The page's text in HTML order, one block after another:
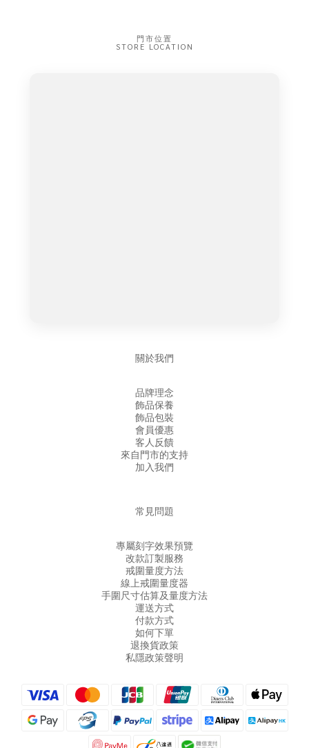
門市位置
STORE LOCATION
關於我們
品牌理念
飾品保養
飾品包裝
會員優惠
客人反饋
來自門市的支持
加入我們
常見問題
專屬刻字效果預覽
改款訂製服務
戒圍量度方法
線上戒圍量度器
手圍尺寸估算及量度方法
運送方式
付款方式
如何下單
退換貨政策
私隱政策聲明